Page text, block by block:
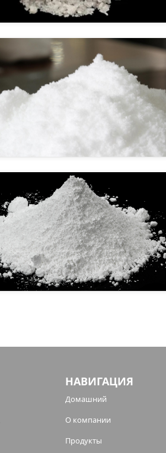
НАВИГАЦИЯ
Домашний
О компании
Продукты